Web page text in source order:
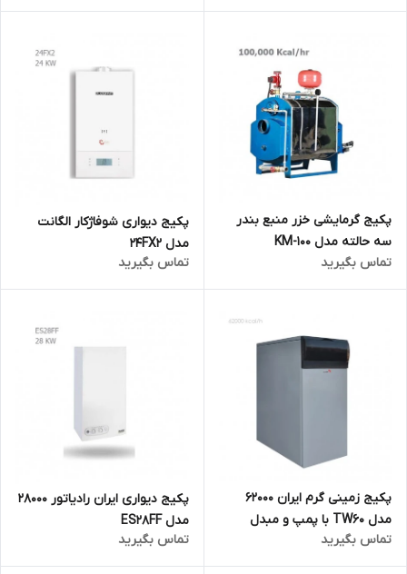
پکیج گرمایشی خزر منبع بندر
سه حالته مدل KM-100
تماس بگیرید
پکیج دیواری شوفاژکار الگانت
مدل 24FX2
تماس بگیرید
پکیج زمینی گرم ایران 62000
مدل TW60 با پمپ و مبدل
حرارتی
تماس بگیرید
پکیج دیواری ایران رادیاتور 28000
مدل ES28FF
تماس بگیرید